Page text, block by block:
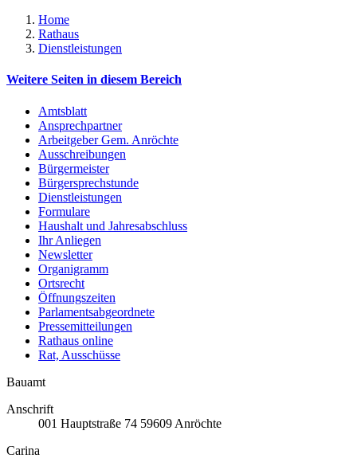
Home
Rathaus
Dienstleistungen
Weitere Seiten in diesem Bereich
Amtsblatt
Ansprechpartner
Arbeitgeber Gem. Anröchte
Ausschreibungen
Bürgermeister
Bürgersprechstunde
Dienstleistungen
Formulare
Haushalt und Jahresabschluss
Ihr Anliegen
Newsletter
Organigramm
Ortsrecht
Öffnungszeiten
Parlamentsabgeordnete
Pressemitteilungen
Rathaus online
Rat, Ausschüsse
Bauamt
Anschrift
001 Hauptstraße 74 59609 Anröchte
Carina